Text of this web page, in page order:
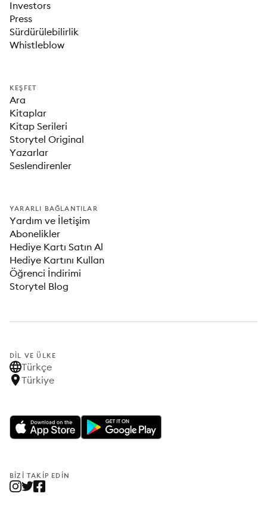
Investors
Press
Sürdürülebilirlik
Whistleblow
KEŞFET
Ara
Kitaplar
Kitap Serileri
Storytel Original
Yazarlar
Seslendirenler
YARARLI BAĞLANTILAR
Yardım ve İletişim
Abonelikler
Hediye Kartı Satın Al
Hediye Kartını Kullan
Öğrenci İndirimi
Storytel Blog
DIL VE ÜLKE
Türkçe
Türkiye
BIZI TAKIP EDIN